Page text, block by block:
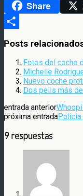
WhatsAppShare
Posts
Fotos del coche
Michelle
Nuevo coche
Dos pelis más
entrada anterior
próxima entrada
9 respuestas